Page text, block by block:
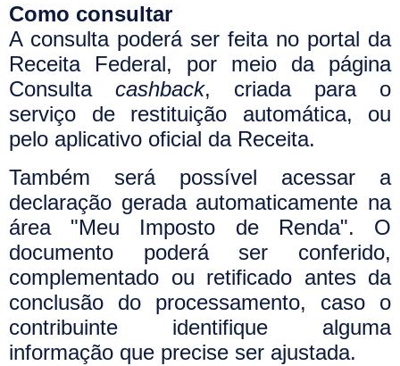
Como consultar
A consulta poderá ser feita no portal da
Receita Federal, por meio da página
Consulta cashback, criada para o
serviço de restituição automática, ou
pelo aplicativo oficial da Receita.
Também será possível acessar a
declaração gerada automaticamente na
área "Meu Imposto de Renda". O
documento poderá ser conferido,
complementado ou retificado antes da
conclusão do processamento, caso o
contribuinte identifique alguma
informação que precise ser ajustada.